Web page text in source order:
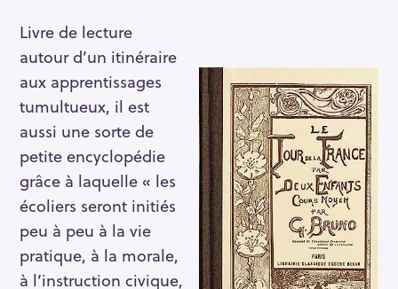
Livre de lecture
autour d’un itinéraire
aux apprentissages
tumultueux, il est
aussi une sorte de
petite encyclopédie
grâce à laquelle « les
écoliers seront initiés
peu à peu à la vie
pratique, à la morale,
à l’instruction civique,